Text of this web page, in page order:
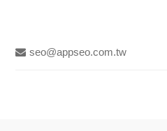
seo@appseo.com.tw